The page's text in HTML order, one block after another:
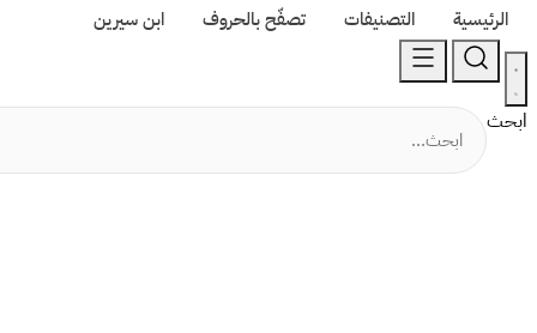
الرئيسية التصنيفات تصفّح بالحروف ابن سيرين
ابحث